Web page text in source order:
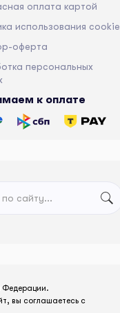
оплата картой
использования cookie
оферта
персональных
к оплате
Федерации.
вы соглашаетесь с